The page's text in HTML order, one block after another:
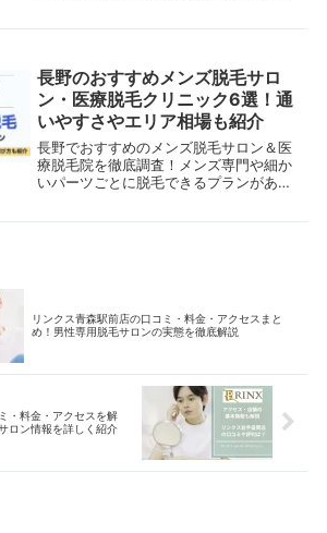
などの部位別脱毛も解説。
長野のおすすめメンズ脱毛サロ
ン・医療脱毛クリニック6選！通
いやすさやエリア相場も紹介
長野でおすすめのメンズ脱毛サロン＆医
療脱毛院を徹底調査！メンズ専門や細か
いパーツごとに脱毛できるプランがある
までご紹介。実際の施術の流れや脱毛の
リンクス青森駅前店の口コミ・料金・アクセスまと
め！男性専用脱毛サロンの実態を徹底解説
・料金・アクセスを解
ロン情報を詳しく紹介